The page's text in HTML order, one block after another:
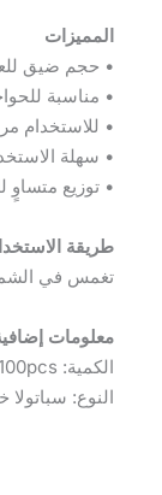
المميزات
• حجم ضيق
• مناسبة
• للاستخدام
• سهلة
• توزيع متساوٍ
طريقة
تغمس في
معلومات
الكمية: 100pcs
النوع: سباتولا